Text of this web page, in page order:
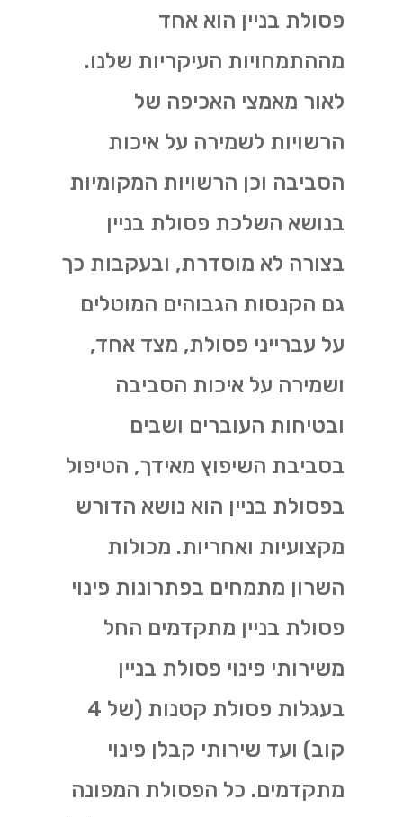
פסולת בניין הוא אחד
מההתמחויות העיקריות שלנו.
לאור מאמצי האכיפה של
הרשויות לשמירה על איכות
הסביבה וכן הרשויות המקומיות
בנושא השלכת פסולת בניין
בצורה לא מוסדרת, ובעקבות כך
גם הקנסות הגבוהים המוטלים
על עברייני פסולת, מצד אחד,
ושמירה על איכות הסביבה
ובטיחות העוברים ושבים
בסביבת השיפוץ מאידך, הטיפול
בפסולת בניין הוא נושא הדורש
מקצועיות ואחריות. מכולות
השרון מתמחים בפתרונות פינוי
פסולת בניין מתקדמים החל
משירותי פינוי פסולת בניין
בעגלות פסולת קטנות (של 4
קוב) ועד שירותי קבלן פינוי
מתקדמים. כל הפסולת המפונה